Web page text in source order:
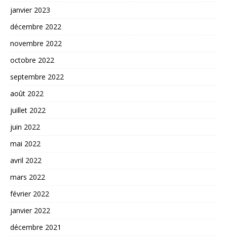
janvier 2023
décembre 2022
novembre 2022
octobre 2022
septembre 2022
août 2022
juillet 2022
juin 2022
mai 2022
avril 2022
mars 2022
février 2022
janvier 2022
décembre 2021